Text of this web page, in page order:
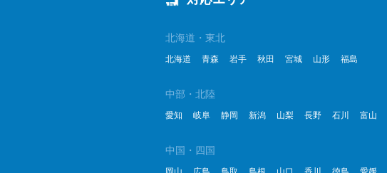
北海道・東北
北海道 青森 岩手 秋田 宮城 山形 福島
中部・北陸
愛知 岐阜 静岡 新潟 山梨 長野 石川 富山
中国・四国